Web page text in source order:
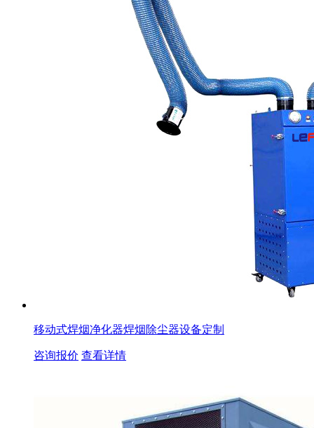
移动式焊烟净化器焊烟除尘器设备定制
咨询报价 查看详情